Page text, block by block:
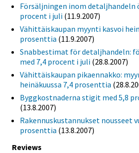
Försäljningen inom detaljhandeln
procent i juli (11.9.2007)
Vähittäiskaupan myynti kasvoi
prosenttia (11.9.2007)
Snabbestimat för detaljhandeln:
med 7,4 procent i juli (28.8.2007)
Vähittäiskaupan pikaennakko:
heinäkuussa 7,4 prosenttia
Byggkostnaderna stigit med 5,8
(13.8.2007)
Rakennuskustannukset nousseet
prosenttia (13.8.2007)
Reviews